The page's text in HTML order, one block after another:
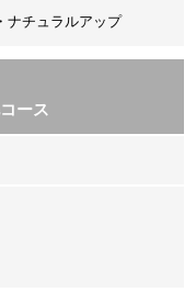
ナチュラルアップ
ース